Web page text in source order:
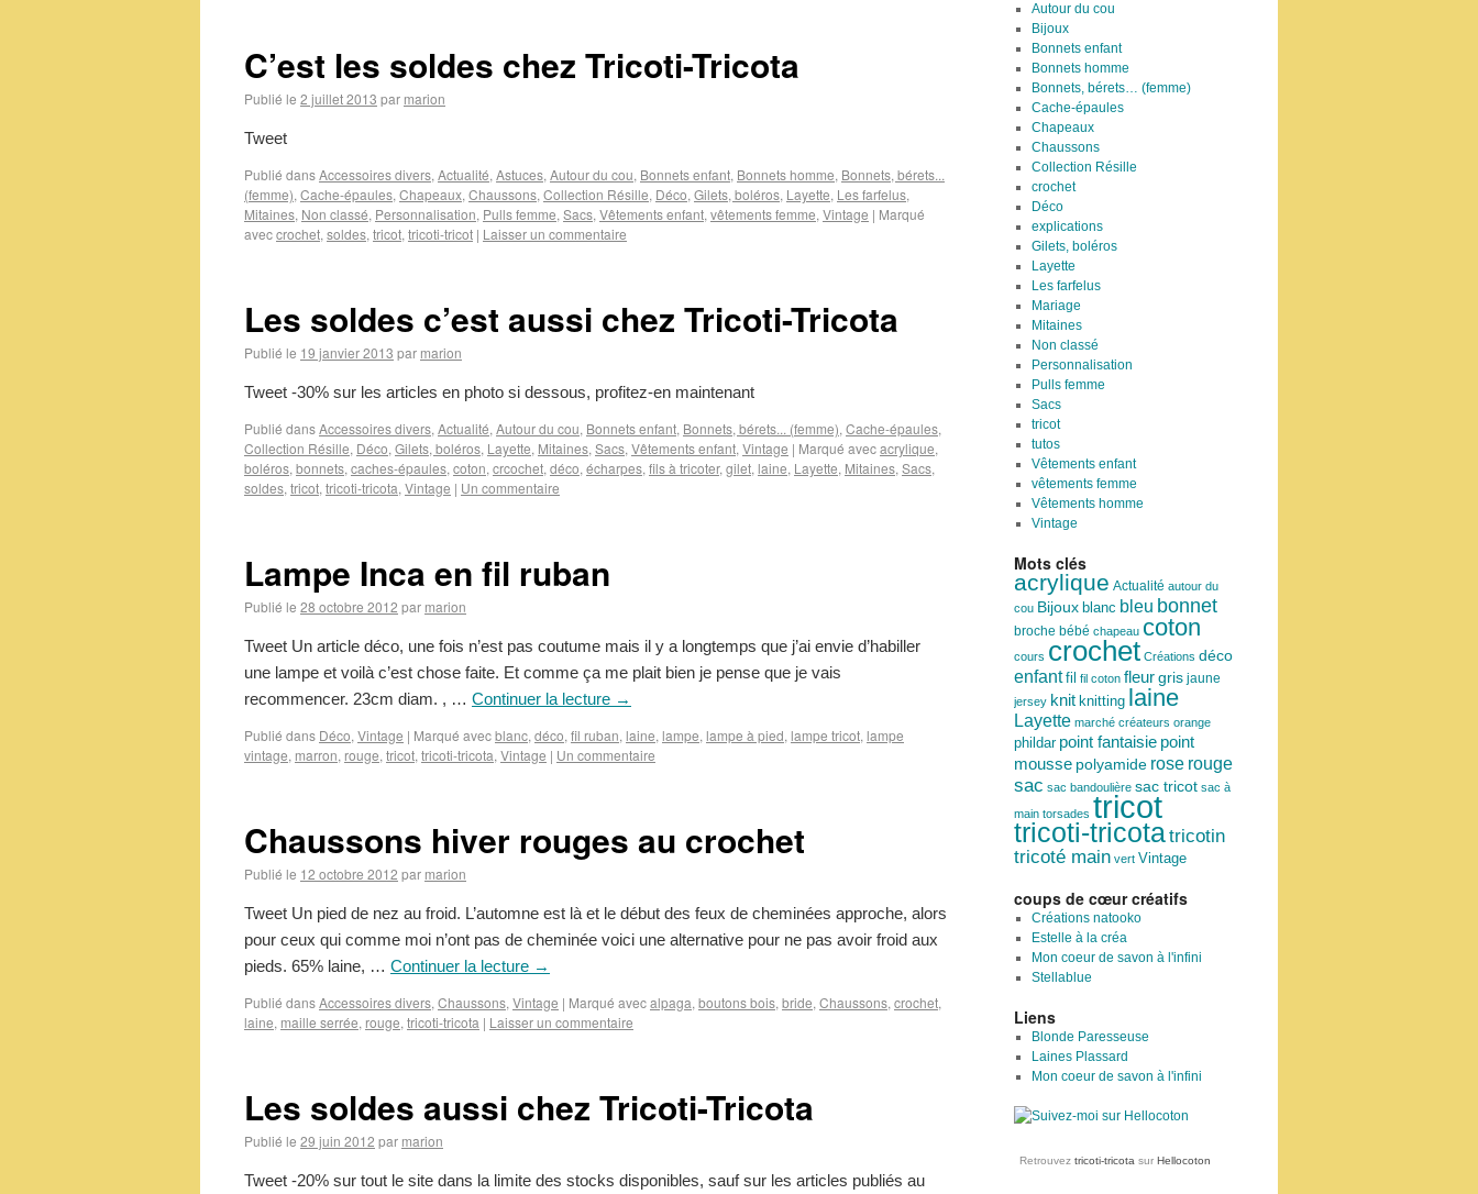
C’est les soldes chez Tricoti-Tricota
Publié le 2 juillet 2013 par marion
Tweet
Publié dansAccessoires divers, Actualité, Astuces, Autour du cou, Bonnets enfant, Bonnets homme, Bonnets, bérets...
(femme), Cache-épaules, Chapeaux, Chaussons, Collection Résille, Déco, Gilets, boléros, Layette, Les farfelus,
Mitaines, Non classé, Personnalisation, Pulls femme, Sacs, Vêtements enfant, vêtements femme, Vintage | Marqué
aveccrochet, soldes, tricot, tricoti-tricot | Laisser un commentaire
Les soldes c’est aussi chez Tricoti-Tricota
Publié le 19 janvier 2013 par marion
Tweet -30% sur les articles en photo si dessous, profitez-en maintenant
Publié dansAccessoires divers, Actualité, Autour du cou, Bonnets enfant, Bonnets, bérets... (femme), Cache-épaules,
Collection Résille, Déco, Gilets, boléros, Layette, Mitaines, Sacs, Vêtements enfant, Vintage | Marqué avecacrylique,
boléros, bonnets, caches-épaules, coton, crcochet, déco, écharpes, fils à tricoter, gilet, laine, Layette, Mitaines, Sacs,
soldes, tricot, tricoti-tricota, Vintage | Un commentaire
Lampe Inca en fil ruban
Publié le 28 octobre 2012 par marion
Tweet Un article déco, une fois n’est pas coutume mais il y a longtemps que j’ai envie d’habiller
une lampe et voilà c’est chose faite. Et comme ça me plait bien je pense que je vais
recommencer. 23cm diam. , … Continuer la lecture →
Publié dans Déco, Vintage | Marqué avecblanc, déco, fil ruban, laine, lampe, lampe à pied, lampe tricot, lampe
vintage, marron, rouge, tricot, tricoti-tricota, Vintage | Un commentaire
Chaussons hiver rouges au crochet
Publié le 12 octobre 2012 par marion
Tweet Un pied de nez au froid. L’automne est là et le début des feux de cheminées approche, alors
pour ceux qui comme moi n’ont pas de cheminée voici une alternative pour ne pas avoir froid aux
pieds. 65% laine, … Continuer la lecture →
Publié dansAccessoires divers, Chaussons, Vintage | Marqué avecalpaga, boutons bois, bride, Chaussons, crochet,
laine, maille serrée, rouge, tricoti-tricota | Laisser un commentaire
Les soldes aussi chez Tricoti-Tricota
Publié le 29 juin 2012 par marion
Tweet -20% sur tout le site dans la limite des stocks disponibles, sauf sur les articles publiés au
Autour du cou
Bijoux
Bonnets enfant
Bonnets homme
Bonnets, bérets… (femme)
Cache-épaules
Chapeaux
Chaussons
Collection Résille
crochet
Déco
explications
Gilets, boléros
Layette
Les farfelus
Mariage
Mitaines
Non classé
Personnalisation
Pulls femme
Sacs
tricot
tutos
Vêtements enfant
vêtements femme
Vêtements homme
Vintage
Mots clés
acrylique Actualité autour du
cou Bijoux blanc bleu bonnet
broche bébé chapeau coton
cours crochet Créations déco
enfant fil fil coton fleur gris jaune
jersey knit knitting laine
Layette marché créateurs orange
phildar point fantaisie point
mousse polyamide rose rouge
sac sac bandoulière sac tricot sac à
main torsades tricot
tricoti-tricotatricotin
tricoté main vert Vintage
coups de cœur créatifs
Créations natooko
Estelle à la créa
Mon coeur de savon à l'infini
Stellablue
Liens
Blonde Paresseuse
Laines Plassard
Mon coeur de savon à l'infini
Retrouvez tricoti-tricota sur Hellocoton